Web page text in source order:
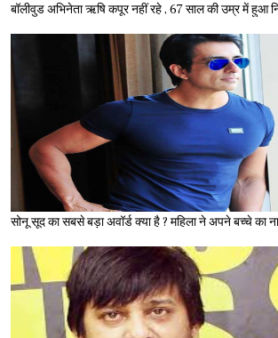
बॉलीवुड अभिनेता ऋषि कपूर नहीं रहे , 67 साल की उम्र में हुआ
सोनू सूद का सबसे बड़ा अवॉर्ड क्या है ? महिला ने